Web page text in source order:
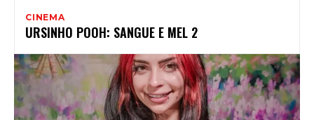
CINEMA
URSINHO POOH: SANGUE E MEL 2